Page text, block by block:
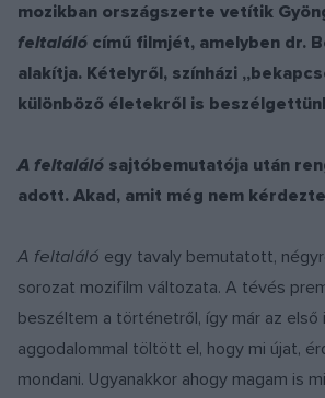
mozikban országszerte vetítik
feltaláló című filmjét, amelyben dr.
alakítja. Kételyről, színházi
különböző életekről is
A feltaláló sajtóbemutatója után
adott. Akad, amit még nem
A feltaláló egy tavaly bemutatott,
sorozat mozifilm változata. A tévés
beszéltem a történetről, így már az első
aggodalommal töltött el, hogy mi újat,
mondani. Ugyanakkor ahogy magam is